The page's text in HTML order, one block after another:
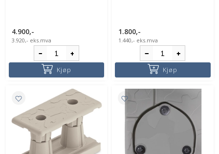
4.900,-
3.920,- eks.mva
Kjøp
1.800,-
1.440,- eks.mva
Kjøp